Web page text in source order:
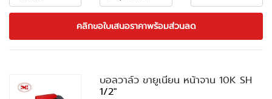
คลิกขอใบเสนอราคาพร้อมส่วนลด
บอลวาล์ว ขายูเนียน หน้าจาน 10K SH
1/2"